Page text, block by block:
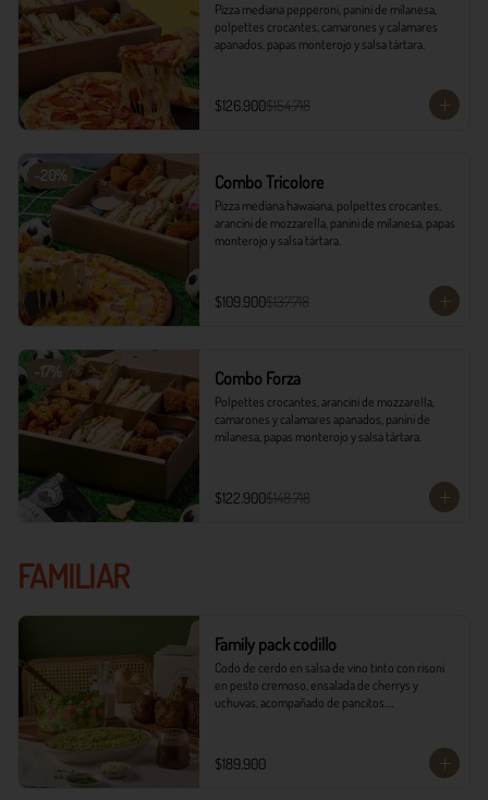
Pizza mediana pepperoni, panini de milanesa,
polpettes crocantes, camarones y calamares
apanados, papas monterojo y salsa tártara.
$126.900$154.718
-20% Combo Tricolore
Pizza mediana hawaiana, polpettes crocantes,
arancini de mozzarella, panini de milanesa, papas
monterojo y salsa tártara.
$109.900$137.718
-17% Combo Forza
Polpettes crocantes, arancini de mozzarella,
camarones y calamares apanados, panini de
milanesa, papas monterojo y salsa tártara.
$122.900$148.718
FAMILIAR
Family pack codillo
Codo de cerdo en salsa de vino tinto con risoni
en pesto cremoso, ensalada de cherrys y
uchuvas, acompañado de pancitos.​​
- Risoni (Cantidad ideal para 4 personas)​
- Pancitos​
$189.900